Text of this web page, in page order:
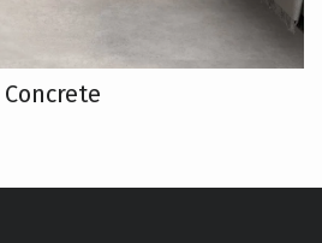
Concrete